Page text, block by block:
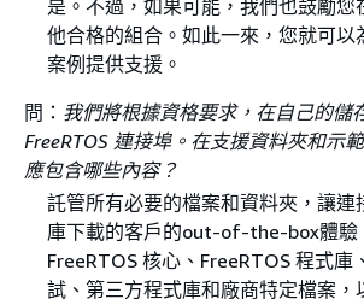
是。不過，如果可能，我們也鼓勵您
他合格的組合。如此一來，您就可以
案例提供支援。
問： 我們將根據資格要求，在自己的儲
FreeRTOS 連接埠。在支援資料夾和示
應包含哪些內容？
託管所有必要的檔案和資料夾，讓連
庫下載的客戶的out-of-the-box體驗
FreeRTOS 核心、FreeRTOS 程式庫
試、第三方程式庫和廠商特定檔案，